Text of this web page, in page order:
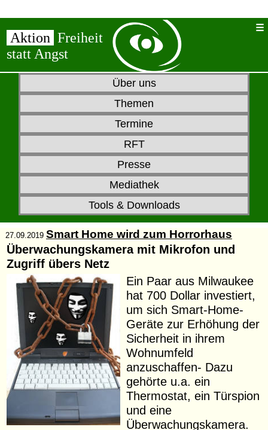
Aktion Freiheit
statt Angst
Über uns
Themen
Termine
RFT
Presse
Mediathek
Tools & Downloads
27.09.2019 Smart Home wird zum Horrorhaus
Überwachungskamera mit Mikrofon und
Zugriff übers Netz
Ein Paar aus Milwaukee
hat 700 Dollar investiert,
um sich Smart-Home-
Geräte zur Erhöhung der
Sicherheit in ihrem
Wohnumfeld
anzuschaffen- Dazu
gehörte u.a. ein
Thermostat, ein Türspion
und eine
Überwachungskamera.